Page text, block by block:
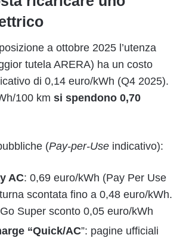
a ottobre 2025 l’utenza
tutela ARERA) ha un costo
di 0,14 euro/kWh (Q4 2025).
100 km si spendono 0,70
(Pay-per-Use indicativo):
AC: 0,69 euro/kWh (Pay Per Use
scontata fino a 0,48 euro/kWh.
Super sconto 0,05 euro/kWh
“Quick/AC”: pagine ufficiali